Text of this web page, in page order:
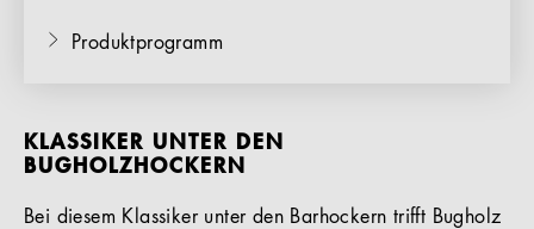
Produktprogramm
KLASSIKER UNTER DEN
BUGHOLZHOCKERN
Bei diesem Klassiker unter den Barhockern trifft Bugholz